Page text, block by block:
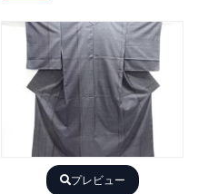
プレビュー